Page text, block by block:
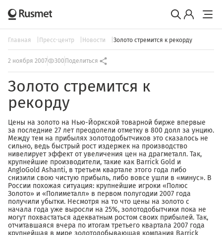
Главная Пресс-центр Новости Золото стремится к рекорду
2 ноября 2007 300 Поделиться
Золото стремится к
рекорду
Цены на золото на Нью-Йоркской товарной бирже впервые
за последние 27 лет преодолели отметку в 800 долл за унцию.
Между тем на прибылях золотодобытчиков это сказалось не
сильно, ведь быстрый рост издержек на производство
нивелирует эффект от увеличения цен на драгметалл. Так,
крупнейшие производители, такие как Barrick Gold и
AngloGold Ashanti, в третьем квартале этого года либо
снизили свою чистую прибыль, либо вовсе ушли в «минус». В
России похожая ситуация: крупнейшие игроки «Полюс
Золото» и «Полиметалл» в первом полугодии 2007 года
получили убытки. Несмотря на то что цены на золото с
начала года уже выросли на 25%, золотодобытчики пока не
могут похвастаться адекватным ростом своих прибылей. Так,
отчитавшаяся вчера по итогам третьего квартала 2007 года
крупнейшая в мире золотодобывающая компания Barrick